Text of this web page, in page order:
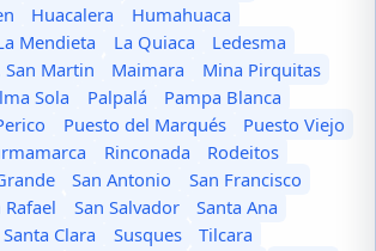
Huacalera
Humahuaca
Mendieta La Quiaca
Ledesma
Martin
Maimara
Mina Pirquitas
Sola Palpalá
Pampa Blanca
Puesto del Marqués
Puesto Viejo
Rinconada
Rodeitos
San Antonio
San Francisco
Rafael San Salvador
Santa Ana
Santa Clara Susques
Tilcara